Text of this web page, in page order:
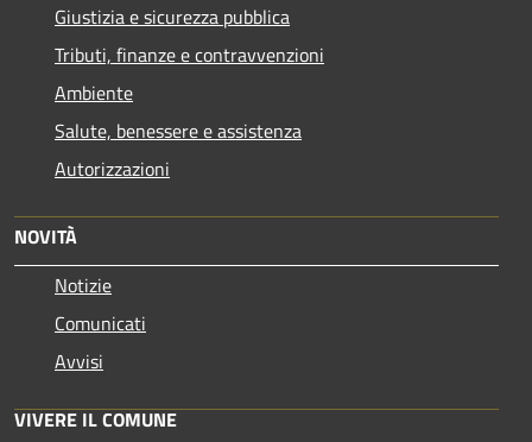
Giustizia e sicurezza pubblica
Tributi, finanze e contravvenzioni
Ambiente
Salute, benessere e assistenza
Autorizzazioni
NOVITÀ
Notizie
Comunicati
Avvisi
VIVERE IL COMUNE